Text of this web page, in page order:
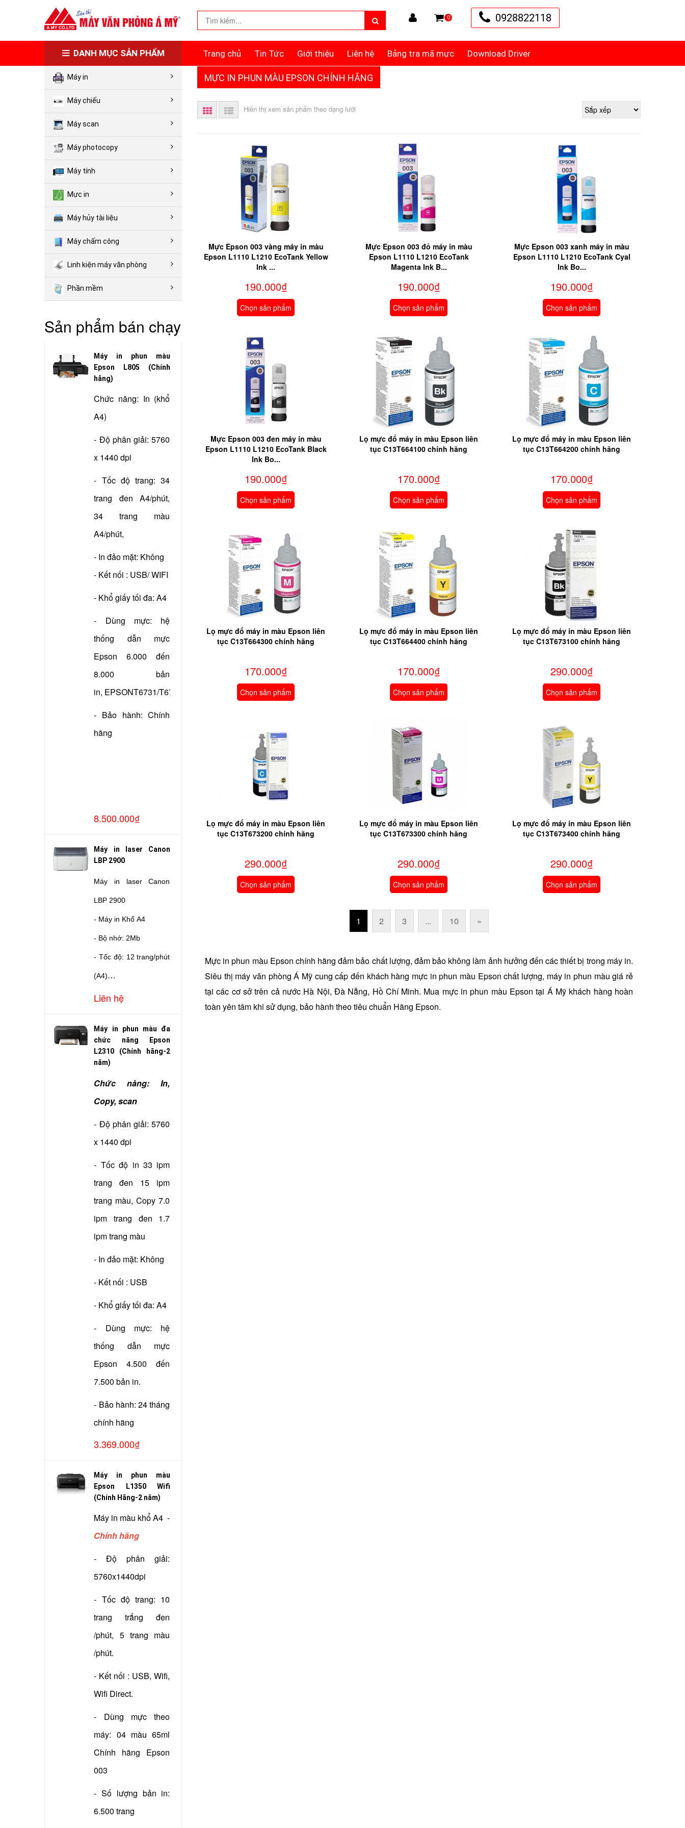
0 0928822118
DANH MỤC SẢN PHẨM Trang chủ Tin Tức Giới thiệu Liên hệ Bảng tra mã mực Download Driver
Máy in
Máy chiếu
Máy scan
Máy photocopy
Máy tính
Mực in
Máy hủy tài liệu
Máy chấm công
Linh kiện máy văn phòng
Phần mềm
Sản phẩm bán chạy
Máy in phun màu
Epson L805 (Chính
hãng)
Chức năng: In (khổ
A4)
- Độ phân giải: 5760
x 1440 dpi
- Tốc độ trang: 34
trang đen A4/phút,
34 trang màu
A4/phút,
- In đảo mặt: Không
- Kết nối : USB/ WIFI
- Khổ giấy tối đa: A4
- Dùng mực: hệ
thống dẫn mực
Epson 6.000 đến
8.000 bản
in, EPSONT6731/T6732/T6733/T6734/T6735/T6736
- Bảo hành: Chính
hãng
8.500.000₫
Máy in laser Canon
LBP 2900
Máy in laser Canon
LBP 2900
- Máy in Khổ A4
- Bộ nhớ: 2Mb
- Tốc độ: 12 trang/phút
(A4)
- In đảo mặt : Không
600 dpi
- Cổng giao tiếp: USB
EP303
- Kết nối: USB
- Bảo hành: Hãng LBM
- Xuất xứ: China
Liên hệ
Máy in phun màu đa
chức năng Epson
L2310 (Chính hãng-2
năm)
Chức năng: In,
Copy, scan
- Độ phân giải: 5760
x 1440 dpi
- Tốc độ in 33 ipm
trang đen 15 ipm
trang màu, Copy 7.0
ipm trang đen 1.7
ipm trang màu
- In đảo mặt: Không
- Kết nối : USB
- Khổ giấy tối đa: A4
- Dùng mực: hệ
thống dẫn mực
Epson 4.500 đến
7.500 bản in.
- Bảo hành: 24 tháng
chính hãng
3.369.000₫
Máy in phun màu
Epson L1350 Wifi
(Chính Hãng-2 năm)
Máy in màu khổ A4 -
Chính hãng
- Độ phân giải:
5760x1440dpi
- Tốc độ trang: 10
trang trắng đen
/phút, 5 trang màu
/phút.
- Kết nối : USB, Wifi,
Wifi Direct.
- Dùng mực theo
máy: 04 màu 65ml
Chính hãng Epson
003
- Số lượng bản in:
6.500 trang
MỰC IN PHUN MÀU EPSON CHÍNH HÃNG
Hiển thị xem sản phẩm theo dạng lưới
Mực Epson 003 vàng máy in màu
Epson L1110 L1210 EcoTank Yellow
Ink ...
190.000₫
Chọn sản phẩm
Mực Epson 003 đỏ máy in màu
Epson L1110 L1210 EcoTank
Magenta Ink B...
190.000₫
Chọn sản phẩm
Mực Epson 003 xanh máy in màu
Epson L1110 L1210 EcoTank Cyal
Ink Bo...
190.000₫
Chọn sản phẩm
Mực Epson 003 đen máy in màu
Epson L1110 L1210 EcoTank Black
Ink Bo...
190.000₫
Chọn sản phẩm
Lọ mực đổ máy in màu Epson liên
tục C13T664100 chính hãng
170.000₫
Chọn sản phẩm
Lọ mực đổ máy in màu Epson liên
tục C13T664200 chính hãng
170.000₫
Chọn sản phẩm
Lọ mực đổ máy in màu Epson liên
tục C13T664300 chính hãng
170.000₫
Chọn sản phẩm
Lọ mực đổ máy in màu Epson liên
tục C13T664400 chính hãng
170.000₫
Chọn sản phẩm
Lọ mực đổ máy in màu Epson liên
tục C13T673100 chính hãng
290.000₫
Chọn sản phẩm
Lọ mực đổ máy in màu Epson liên
tục C13T673200 chính hãng
290.000₫
Chọn sản phẩm
Lọ mực đổ máy in màu Epson liên
tục C13T673300 chính hãng
290.000₫
Chọn sản phẩm
Lọ mực đổ máy in màu Epson liên
tục C13T673400 chính hãng
290.000₫
Chọn sản phẩm
1 2 3 ... 10 »
Mực in phun màu Epson chính hãng đảm bảo chất lượng, đảm bảo không làm ảnh hưởng đến các thiết bị trong máy in.
Siêu thị máy văn phòng Á Mỹ cung cấp đến khách hàng mực in phun màu Epson chất lượng, máy in phun màu giá rẻ
tại các cơ sở trên cả nước Hà Nội, Đà Nẵng, Hồ Chí Minh. Mua mực in phun màu Epson tại Á Mỹ khách hàng hoàn
toàn yên tâm khi sử dụng, bảo hành theo tiêu chuẩn Hãng Epson.